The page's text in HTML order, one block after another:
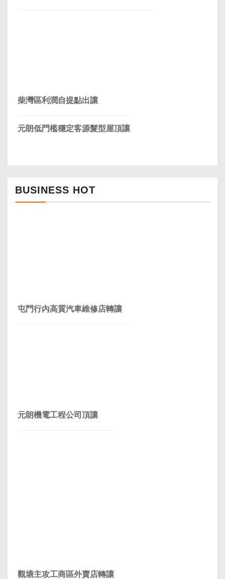
柴灣區利潤自提點出讓
元朗低門檻穩定客源髮型屋頂讓
BUSINESS HOT
屯門行內高質汽車維修店轉讓
元朗機電工程公司頂讓
觀塘主攻工商區外賣店轉讓